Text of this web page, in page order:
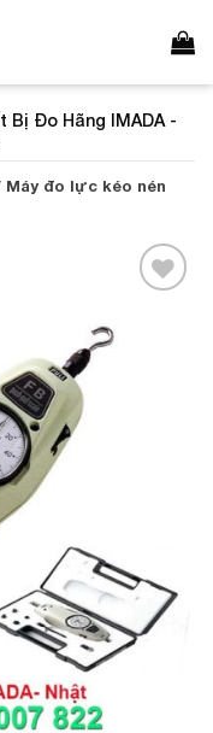
Bị Đo Hãng IMADA -
Máy đo lực kéo nén